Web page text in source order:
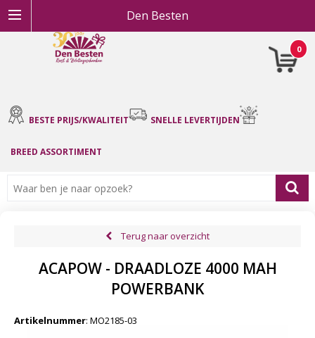
Den Besten
0
BESTE PRIJS/KWALITEIT SNELLE LEVERTIJDEN
BREED ASSORTIMENT
Terug naar overzicht
ACAPOW - DRAADLOZE 4000 MAH
POWERBANK
Artikelnummer: MO2185-03